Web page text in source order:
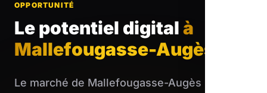
OPPORTUNITÉ
Le potentiel digitalà
Mallefougasse-Augès
Le marché de Mallefougasse-Augès présente